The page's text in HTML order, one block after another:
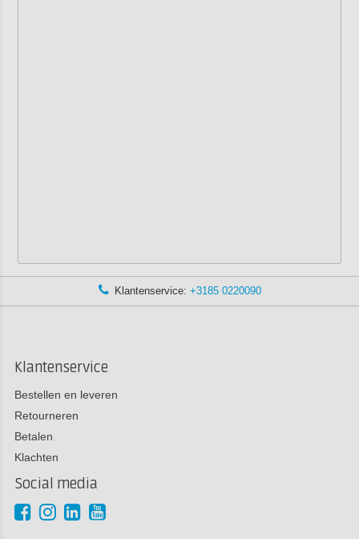
Klantenservice: +3185 0220090
Klantenservice
Bestellen en leveren
Retourneren
Betalen
Klachten
Social media